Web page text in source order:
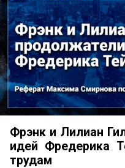
Фрэнк и Лилиан
идей Фредерика
трудам